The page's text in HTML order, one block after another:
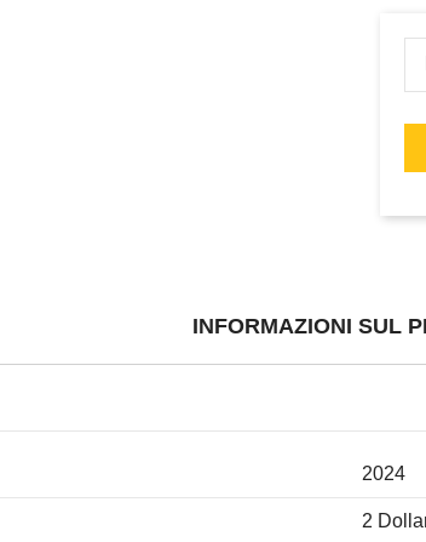
INFORMAZIONI SUL
2024
2